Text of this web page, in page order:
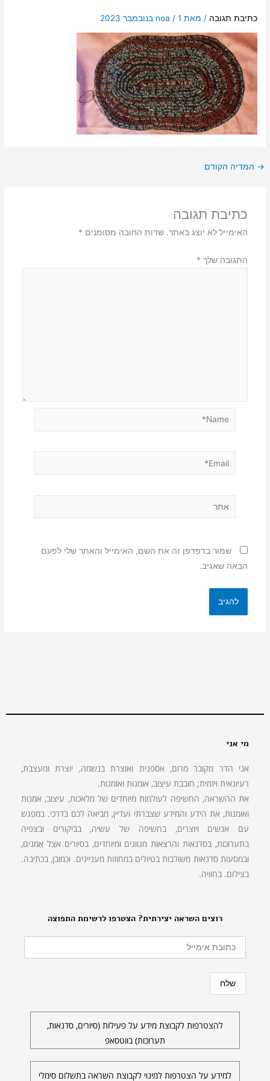
כתיבת תגובה / מאת noa / 1 בנובמבר 2023
→ המדיה הקודם
כתיבת תגובה
האימייל לא יוצג באתר. שדות החובה מסומנים *
התגובה שלך *
Email*
שמור בדפדפן זה את השם, האימייל והאתר שלי לפעם
הבאה שאגיב.
רוצים השראה יצירתית? הצטרפו לרשימת התפוצה
להצטרפות לקבוצת מידע על פעילות (סיורים, סדנאות,
תערוכות) בווטסאפ
למידע על הצטרפות למינוי לקבוצת השראה בתשלום סימלי
מי אני
אני הדר מקובר מרום, אספנית ואוצרת בנשמה, יוצרת ומעצבת,
רעיונאית ויזמית; חובבת עיצוב, אוּמנות ואוֹמנות.
את ההשראה, החשיפה לעולמות מיוחדים של מלאכות, עיצוב, אמנות
ואומנות, את הידע והמידע שצברתי ועדיין, מביאה לכם בדרכי. במפגש
עם אנשים ויוצרים, בחשיפה של עשיה, בביקורים ובצפיה
בתערוכות, בסדנאות והרצאות מגוונים ומיוחדים, בסיורים אצל אמנים,
ובמסעות סדנאות משולבות בטיולים במחוזות מעניינים. וכמובן, בכתיבה.
בצילום. בחוויה.